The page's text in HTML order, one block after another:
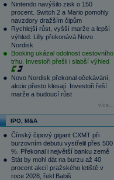
Nintendo navýšilo zisk o 150
procent. Switch 2 a Mario pomohly
navzdory dražším čipům
Rychlejší růst, vyšší marže a lepší
výhled. Lilly překonává Novo
Nordisk
Booking ukázal odolnost cestovního
trhu. Investoři přešli i slabší výhled
Novo Nordisk překonal očekávání,
akcie přesto klesají. Investoři řeší
marže a budoucí růst
více...
IPO, M&A
Čínský čipový gigant CXMT při
burzovním debutu vystřelil přes 500
%. Překonal i největší banku země
Stát by mohl dát na burzu až 40
procent akcií pražského letiště v
roce 2028, řekl Babiš